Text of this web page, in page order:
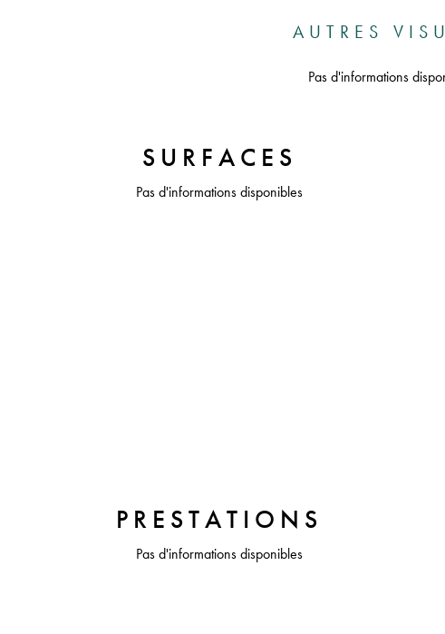
AUTRES
Pas d'informations
SURFACES
Pas d'informations disponibles
PRESTATIONS
Pas d'informations disponibles